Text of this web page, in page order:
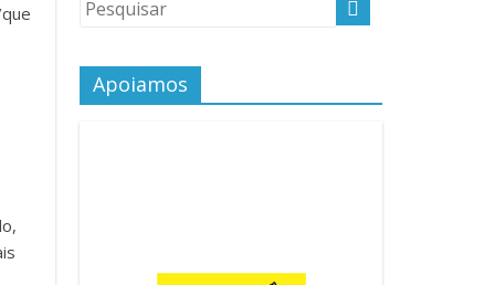
Apoiamos